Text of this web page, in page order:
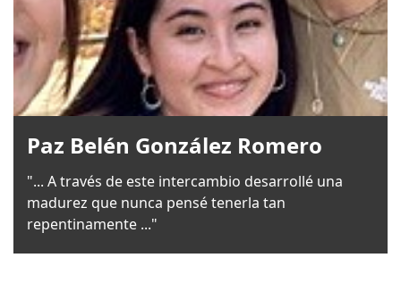
Paz Belén González Romero
"... A través de este intercambio desarrollé una
madurez que nunca pensé tenerla tan
repentinamente ..."